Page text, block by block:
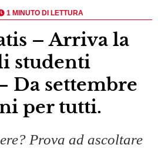
Più? Contenuti Di Valore O
Social Media? Probabilmente
Peggiorerà
Comunicazione Politica? Il
Braccia Incrociate
Wedding? Il Mio Intervento Per
Del Wedding
1 MINUTO DI LETTURA
studenti
Da settembre
per tutti.
Prova ad ascoltare